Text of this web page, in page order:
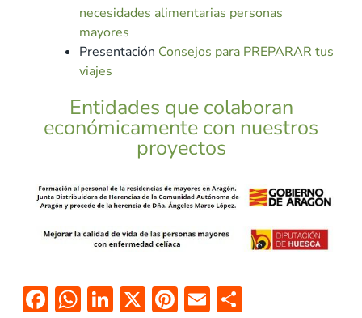
necesidades alimentarias personas
mayores
Presentación Consejos para PREPARAR tus
viajes
Entidades que colaboran
económicamente con nuestros
proyectos
F W Li X Pi E